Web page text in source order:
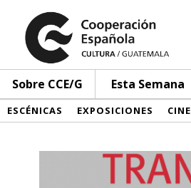
Sobre CCE/G Esta Semana
ESCÉNICAS EXPOSICIONES CINE